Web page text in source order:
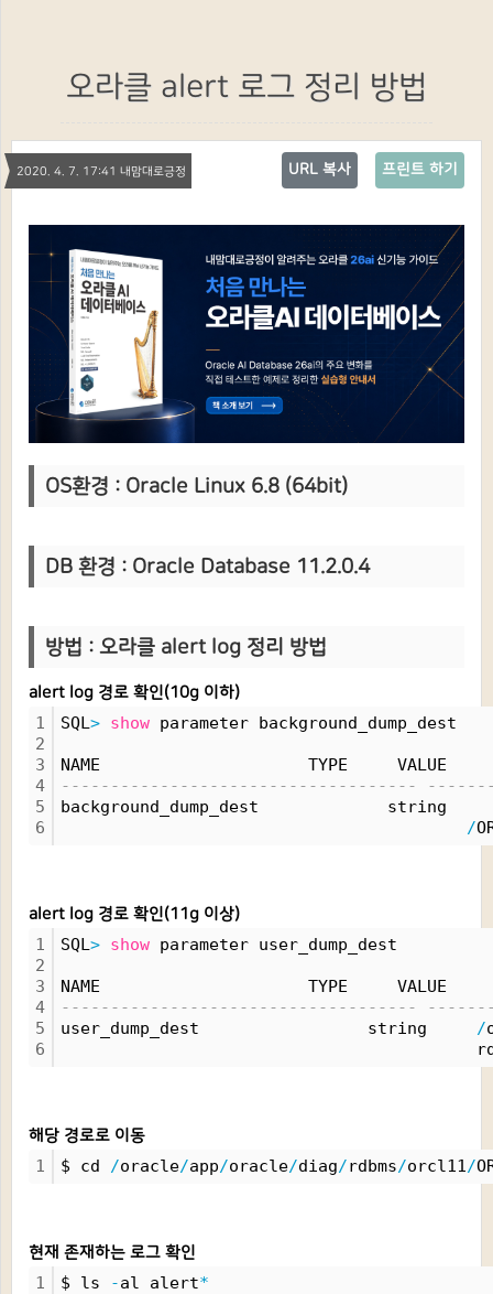
오라클 alert 로그 정리 방법
2020. 4. 7. 17:41 내맘대로긍정 프린트 하기
URL 복사
OS환경 : Oracle Linux 6.8 (64bit)
DB 환경 : Oracle Database 11.2.0.4
방법 : 오라클 alert log 정리 방법
alert log 경로 확인(10g 이하)
1
2
3
4
5
6
SQL> show parameter background_dump_dest
NAME                     TYPE     VALUE
------------------------------------
background_dump_dest
/
alert log 경로 확인(11g 이상)
1
2
3
4
5
6
SQL> show parameter user_dump_dest
NAME                     TYPE     VALUE
------------------------------------
user_dump_dest                 string /
해당 경로로 이동
1 $ cd /oracle/app/oracle/diag/rdbms/orcl11/
현재 존재하는 로그 확인
1
$ ls -al alert*